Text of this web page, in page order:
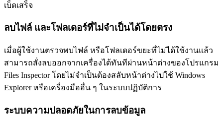
เบ็ดเสร็จ
ลบไฟล์ และโฟลเดอร์ที่ไม่จำเป็นได้โดยตรง
เมื่อผู้ใช้งานตรวจพบไฟล์ หรือโฟลเดอร์ขยะที่ไม่ได้ใช้งานแล้ว
สามารถสั่งลบออกจากเครื่องได้ทันทีผ่านหน้าต่างของโปรแกรม
Files Inspector โดยไม่จำเป็นต้องสลับหน้าต่างไปใช้ Windows
Explorer หรือเครื่องมืออื่น ๆ ในระบบปฏิบัติการ
ระบบความปลอดภัยในการลบข้อมูล